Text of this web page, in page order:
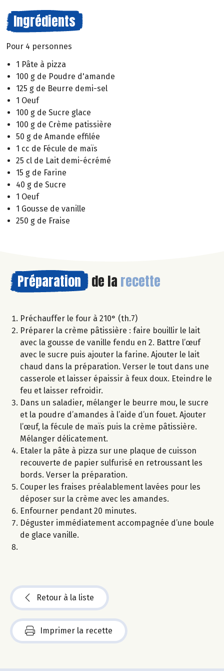
Ingrédients
Pour 4 personnes
1 Pâte à pizza
100 g de Poudre d'amande
125 g de Beurre demi-sel
1 Oeuf
100 g de Sucre glace
100 g de Crème patissière
50 g de Amande effilée
1 cc de Fécule de maïs
25 cl de Lait demi-écrémé
15 g de Farine
40 g de Sucre
1 Oeuf
1 Gousse de vanille
250 g de Fraise
Préparation de la recette
Préchauffer le four à 210° (th.7)
Préparer la crème pâtissière : faire bouillir le lait
avec la gousse de vanille fendu en 2. Battre l’œuf
avec le sucre puis ajouter la farine. Ajouter le lait
chaud dans la préparation. Verser le tout dans une
casserole et laisser épaissir à feux doux. Eteindre le
feu et laisser refroidir.
Dans un saladier, mélanger le beurre mou, le sucre
et la poudre d’amandes à l’aide d’un fouet. Ajouter
l’œuf, la fécule de maïs puis la crème pâtissière.
Mélanger délicatement.
Etaler la pâte à pizza sur une plaque de cuisson
recouverte de papier sulfurisé en retroussant les
bords. Verser la préparation.
Couper les fraises préalablement lavées pour les
déposer sur la crème avec les amandes.
Enfourner pendant 20 minutes.
Déguster immédiatement accompagnée d’une boule
de glace vanille.
Retour à la liste
Imprimer la recette